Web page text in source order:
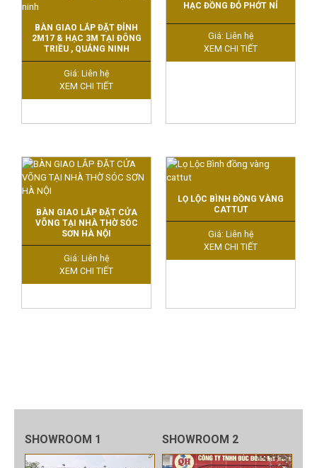
BÀN GIAO LẮP ĐẶT ĐỈNH
2M17 & HẠC 3M TẠI ĐÔNG
TRIỀU , QUẢNG NINH
Giá: Liên hệ
XEM CHI TIẾT
HẠC ĐỒNG ĐỎ PHỚT NỈ
Giá: Liên hệ
XEM CHI TIẾT
BÀN GIAO LẮP ĐẶT CỬA
VÕNG TẠI NHÀ THỜ SÓC
SƠN HÀ NỘI
Giá: Liên hệ
XEM CHI TIẾT
LỌ LỘC BÌNH ĐỒNG VÀNG
CATTUT
Giá: Liên hệ
XEM CHI TIẾT
SHOWROOM 1 SHOWROOM 2